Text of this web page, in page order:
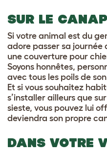
SUR LE
Si votre animal est du
adore passer sa journée
une couverture pour
Soyons honnêtes,
avec tous les poils de
Et si vous souhaitez
s’installer ailleurs que
sieste, vous pouvez lui
deviendra son propre
DANS VOTRE